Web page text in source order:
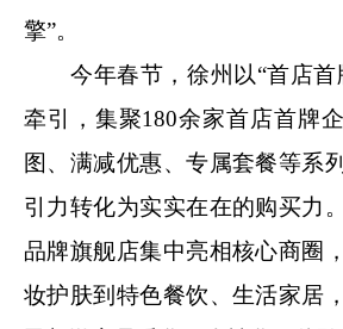
擎”。
今年春节，徐州以“首店首
牵引，集聚180余家首店首牌
图、满减优惠、专属套餐等系
引力转化为实实在在的购买力
品牌旗舰店集中亮相核心商圈
妆护肤到特色餐饮、生活家居